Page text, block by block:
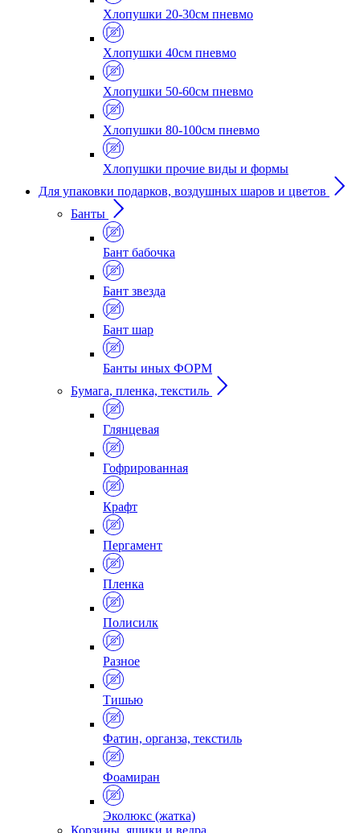
Хлопушки 20-30см пневмо
Хлопушки 40см пневмо
Хлопушки 50-60см пневмо
Хлопушки 80-100см пневмо
Хлопушки прочие виды и формы
Для упаковки подарков, воздушных шаров и цветов
Банты
Бант бабочка
Бант звезда
Бант шар
Банты иных ФОРМ
Бумага, пленка, текстиль
Глянцевая
Гофрированная
Крафт
Пергамент
Пленка
Полисилк
Разное
Тишью
Фатин, органза, текстиль
Фоамиран
Эколюкс (жатка)
Корзины, ящики и ведра